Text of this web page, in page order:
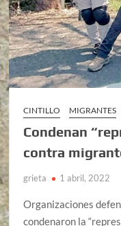
CINTILLO MIGRANTES
Condenan
contra
grieta 1 abril, 2022
Organizaciones
condenaron la